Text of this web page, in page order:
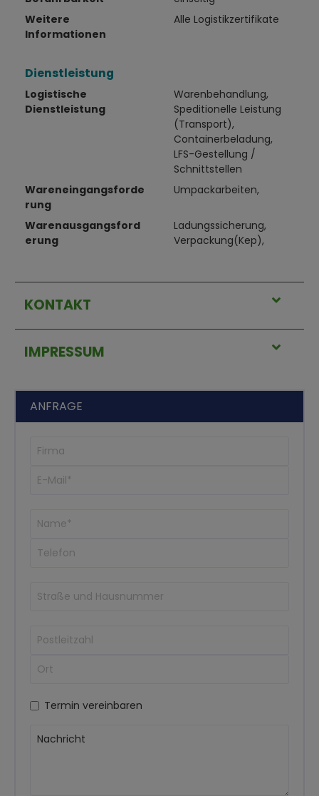
Weitere
Informationen
Alle Logistikzertifikate
Dienstleistung
Logistische
Dienstleistung
Warenbehandlung,
Speditionelle Leistung
(Transport),
Containerbeladung,
LFS-Gestellung /
Schnittstellen
Wareneingangsforde
rung
Umpackarbeiten,
Warenausgangsford
erung
Ladungssicherung,
Verpackung(Kep),
KONTAKT
IMPRESSUM
ANFRAGE
Termin vereinbaren